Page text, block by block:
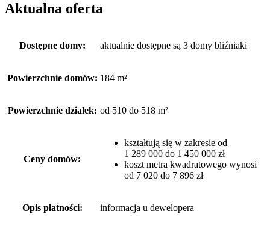
Aktualna oferta
Dostępne domy: aktualnie dostępne są 3 domy bliźniaki
Powierzchnie domów: 184 m²
Powierzchnie działek: od 510 do 518 m²
Ceny domów:
kształtują się w zakresie od
1 289 000 do 1 450 000 zł
koszt metra kwadratowego wynosi
od 7 020 do 7 896 zł
Opis płatności: informacja u dewelopera